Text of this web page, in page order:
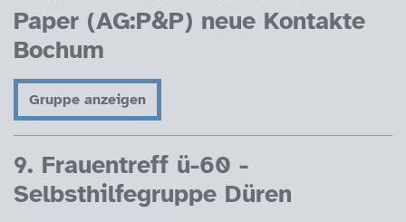
Paper (AG:P&P) neue Kontakte
Bochum
Gruppe anzeigen
9. Frauentreff ü-60 -
Selbsthilfegruppe Düren